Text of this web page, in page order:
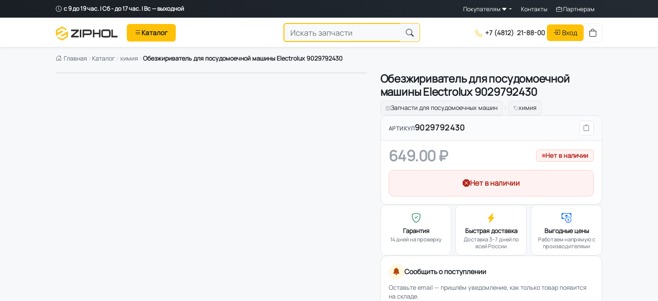
с 9 до 19 час. | Сб - до 17 час. | Вс — выходной Покупателям Контакты Партнерам
Каталог +7 (4812) 21-88-00 Вход
Главная Каталог химия Обезжириватель для посудомоечной машины Electrolux 9029792430
Обезжириватель для посудомоечной
машины Electrolux 9029792430
Запчасти для посудомоечных машин химия
АРТИКУЛ9029792430
649.00 ₽ Нет в наличии
Нет в наличии
Гарантия
14 дней на проверку
Быстрая доставка
Доставка 3–7 дней по
всей России
Выгодные цены
Работаем напрямую с
производителями
Сообщить о поступлении
Оставьте email — пришлём уведомление, как только товар появится
на складе.